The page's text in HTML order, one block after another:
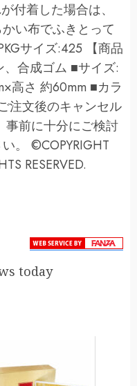
付着した場合は、
い布でふきとって
サイズ:425 【商品
合成ゴム ■サイズ:
高さ 約60mm ■カラ
注文後のキャンセル
事前に十分にご検討
。 ©COPYRIGHT
RESERVED.
today